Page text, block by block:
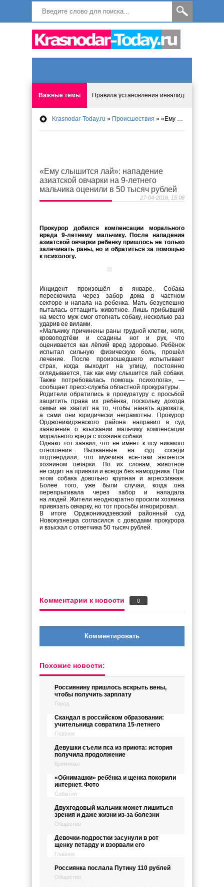
Важные темы Правила установления инвалидности
Таможня стала отслеживать покупки
Жителей Краснодара обяжут проходить
В Краснодаре для водителей-новичков
Krasnodar-Today.ru » Происшествия » «Ему слышится лай»: нападение азиатской овчарки на 9-летнего мальчика оценили в 50 тысяч рублей
«Ему слышится лай»: нападение
азиатской овчарки на 9-летнего
мальчика оценили в 50 тысяч рублей
27-04-2016, 15:08
Прокурор добился компенсации морального
вреда 9-летнему мальчику. После нападения
азиатской овчарки ребенку пришлось не только
залечивать раны, но и обратиться за помощью
к психологу.
Инцидент произошёл в январе. Собака
перескочила через забор дома в частном
секторе и напала на ребенка. Мать безуспешно
пыталась оттащить животное. Лишь прибывший
на место муж смог отогнать собаку, несколько раз
ударив ее вилами.
«Мальчику причинены раны грудной клетки, ноги,
кровоподтёки и ссадины ног и рук, что
оценивается как лёгкий вред здоровью. Ребёнок
испытал сильную физическую боль, прошёл
лечение. После произошедшего испытывает
страх, когда выходит на улицу, постоянно
оглядывается, так как ему слышится лай собаки.
Также потребовалась помощь психолога», —
сообщает пресс-служба областной прокуратуры.
Родители обратились в прокуратуру с просьбой
защитить права их ребёнка, поскольку дохода
семьи не хватит на то, чтобы нанять адвоката,
а сами они юридически неграмотны. Прокурор
Орджоникидзевского района направил в суд
заявление о взыскании мальчику компенсации
морального вреда с хозяина собаки.
Однако тот заявил, что не имеет к псу никакого
отношения. Вызванные на суд соседи
подтвердили, что мужчина все-таки является
хозяином овчарки. По их словам, животное
не сидит на привязи и всегда без намордника. При
этом собака довольно крупная и агрессивная.
Более того, уже были случаи, когда она
перепрыгивала через забор и нападала
на людей. Жители неоднократно просили хозяина
привязать овчарку, но тот просьбы игнорировал.
В итоге Орджоникидзевский районный суд
Новокузнецка согласился с доводами прокурора
и взыскал с ответчика 50 тысяч рублей.
Комментарии к новости 0
Комментировать
Похожие новости:
Россиянину пришлось вскрыть вены,
чтобы получить зарплату
Город
Скандал в российском образовании:
учительница совратила 15-летнего
Главное
Девушки съели пса из приюта: история
получила продолжение
Криминал
«Обнимашки» ребёнка и щенка покорили
интернет. Фото
События
Двухгодовый мальчик может лишиться
зрения и даже жизни из-за болезни
Общество
Девочки-подростки засунули в рот
щенку петарду и взорвали его
Главное
Россиянка послала Путину 110 рублей
Общество